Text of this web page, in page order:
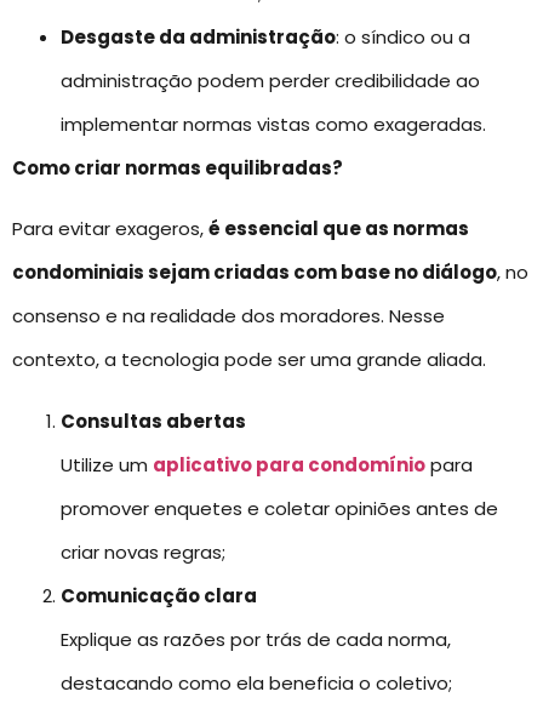
Desgaste da administração: o síndico ou a
administração podem perder credibilidade ao
implementar normas vistas como exageradas.
Como criar normas equilibradas?
Para evitar exageros,é essencial que as normas
condominiais sejam criadas com base no diálogo, no
consenso e na realidade dos moradores. Nesse
contexto, a tecnologia pode ser uma grande aliada.
Consultas abertas
Utilize um aplicativo para condomíniopara
promover enquetes e coletar opiniões antes de
criar novas regras;
Comunicação clara
Explique as razões por trás de cada norma,
destacando como ela beneficia o coletivo;